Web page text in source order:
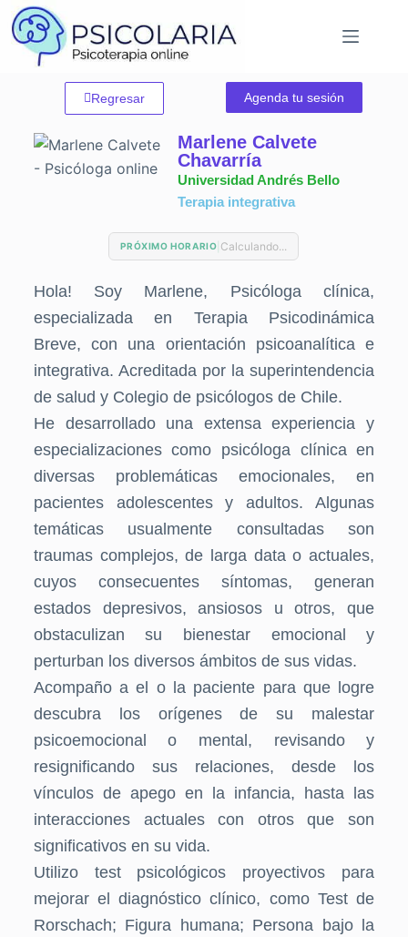
Regresar Agenda tu sesión
Marlene Calvete
Chavarría
Universidad Andrés Bello
Terapia integrativa
PRÓXIMO HORARIO Calculando...
Hola! Soy Marlene, Psicóloga clínica,
especializada en Terapia Psicodinámica
Breve, con una orientación psicoanalítica e
integrativa. Acreditada por la superintendencia
de salud y Colegio de psicólogos de Chile.
He desarrollado una extensa experiencia y
especializaciones como psicóloga clínica en
diversas problemáticas emocionales, en
pacientes adolescentes y adultos. Algunas
temáticas usualmente consultadas son
traumas complejos, de larga data o actuales,
cuyos consecuentes síntomas, generan
estados depresivos, ansiosos u otros, que
obstaculizan su bienestar emocional y
perturban los diversos ámbitos de sus vidas.
Acompaño a el o la paciente para que logre
descubra los orígenes de su malestar
psicoemocional o mental, revisando y
resignificando sus relaciones, desde los
vínculos de apego en la infancia, hasta las
interacciones actuales con otros que son
significativos en su vida.
Utilizo test psicológicos proyectivos para
mejorar el diagnóstico clínico, como Test de
Rorschach; Figura humana; Persona bajo la